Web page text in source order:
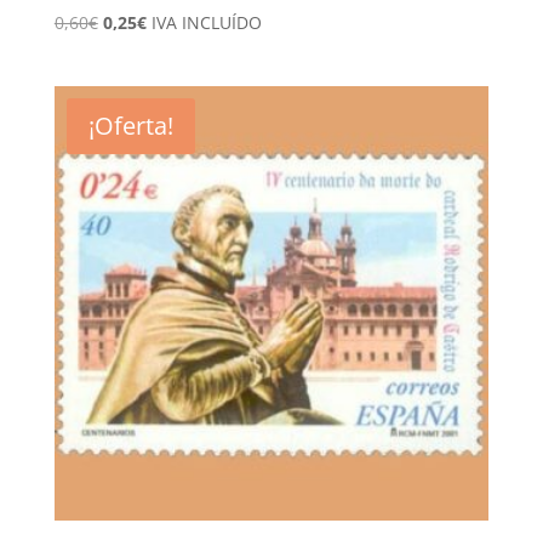
0,60€ El
0,60€.
0,25€El
0,25€.
IVA INCLUÍDO
¡Oferta!